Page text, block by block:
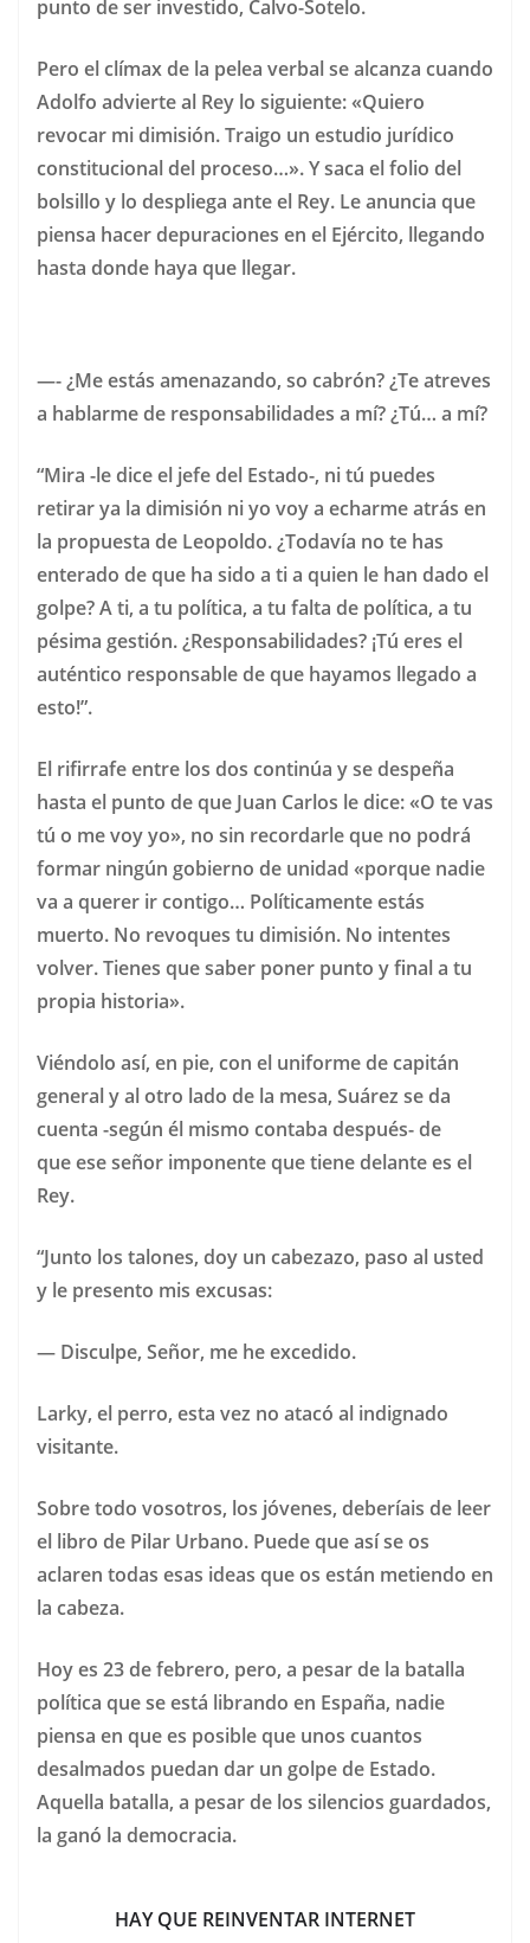
punto de ser investido, Calvo-Sotelo.
Pero el clímax de la pelea verbal se alcanza cuando
Adolfo advierte al Rey lo siguiente: «Quiero
revocar mi dimisión. Traigo un estudio jurídico
constitucional del proceso…». Y saca el folio del
bolsillo y lo despliega ante el Rey. Le anuncia que
piensa hacer depuraciones en el Ejército, llegando
hasta donde haya que llegar.
—- ¿Me estás amenazando, so cabrón? ¿Te atreves
a hablarme de responsabilidades a mí? ¿Tú… a mí?
“Mira -le dice el jefe del Estado-, ni tú puedes
retirar ya la dimisión ni yo voy a echarme atrás en
la propuesta de Leopoldo. ¿Todavía no te has
enterado de que ha sido a ti a quien le han dado el
golpe? A ti, a tu política, a tu falta de política, a tu
pésima gestión. ¿Responsabilidades? ¡Tú eres el
auténtico responsable de que hayamos llegado a
esto!”.
El rifirrafe entre los dos continúa y se despeña
hasta el punto de que Juan Carlos le dice: «O te vas
tú o me voy yo», no sin recordarle que no podrá
formar ningún gobierno de unidad «porque nadie
va a querer ir contigo… Políticamente estás
muerto. No revoques tu dimisión. No intentes
volver. Tienes que saber poner punto y final a tu
propia historia».
Viéndolo así, en pie, con el uniforme de capitán
general y al otro lado de la mesa, Suárez se da
cuenta -según él mismo contaba después- de
que ese señor imponente que tiene delante es el
Rey.
“Junto los talones, doy un cabezazo, paso al usted
y le presento mis excusas:
— Disculpe, Señor, me he excedido.
Larky, el perro, esta vez no atacó al indignado
visitante.
Sobre todo vosotros, los jóvenes, deberíais de leer
el libro de Pilar Urbano. Puede que así se os
aclaren todas esas ideas que os están metiendo en
la cabeza.
Hoy es 23 de febrero, pero, a pesar de la batalla
política que se está librando en España, nadie
piensa en que es posible que unos cuantos
desalmados puedan dar un golpe de Estado.
Aquella batalla, a pesar de los silencios guardados,
la ganó la democracia.
HAY QUE REINVENTAR INTERNET